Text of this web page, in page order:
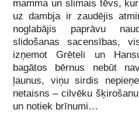
mamma un slimais tēvs,
uz dambja ir zaudējis
noglabājis paprāvu
slidošanas sacensības,
izņemot Grēteli un
bagātos bērnus nebūt
ļaunus, viņu sirdis
netaisns – cilvēku
un notiek brīnumi…